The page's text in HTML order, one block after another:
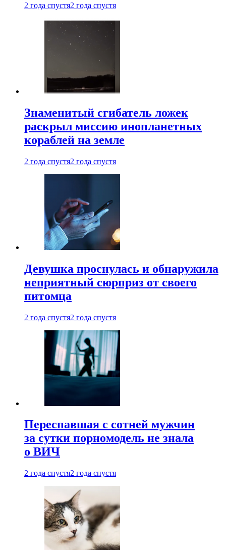
2 года спустя2 года спустя
Знаменитый сгибатель ложек
раскрыл миссию инопланетных
кораблей на земле
2 года спустя2 года спустя
Девушка проснулась и обнаружила
неприятный сюрприз от своего
питомца
2 года спустя2 года спустя
Переспавшая с сотней мужчин
за сутки порномодель не знала
о ВИЧ
2 года спустя2 года спустя